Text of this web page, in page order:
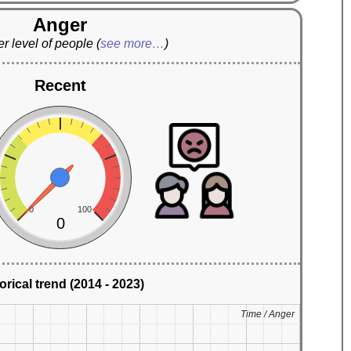
Anger
level of people(see more…)
Recent
0 100
0
trend (2014 - 2023)
Time / Anger
Time / Anger